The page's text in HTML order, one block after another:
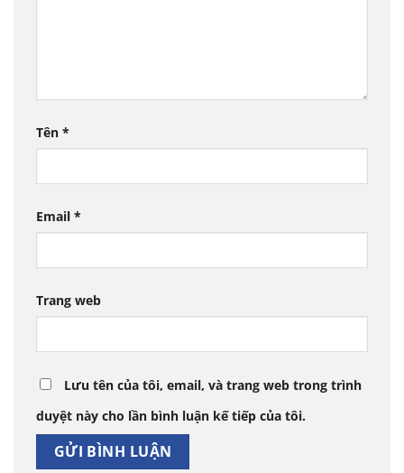
Tên *
Email *
Trang web
Lưu tên của tôi, email, và trang web trong trình
duyệt này cho lần bình luận kế tiếp của tôi.